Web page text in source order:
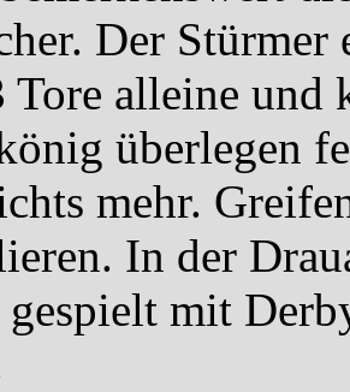
Der
Tore alleine und
überlegen
mehr.
In der
mit